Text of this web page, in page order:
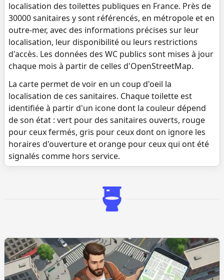
localisation des toilettes publiques en France. Près de
30000 sanitaires y sont référencés, en métropole et en
outre-mer, avec des informations précises sur leur
localisation, leur disponibilité ou leurs restrictions
d'accès. Les données des WC publics sont mises à jour
chaque mois à partir de celles d'OpenStreetMap.
La carte permet de voir en un coup d'oeil la
localisation de ces sanitaires. Chaque toilette est
identifiée à partir d'un icone dont la couleur dépend
de son état : vert pour des sanitaires ouverts, rouge
pour ceux fermés, gris pour ceux dont on ignore les
horaires d'ouverture et orange pour ceux qui ont été
signalés comme hors service.